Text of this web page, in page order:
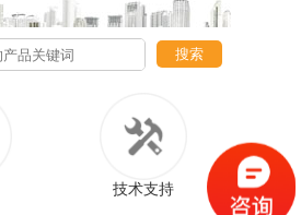
搜索
技术支持